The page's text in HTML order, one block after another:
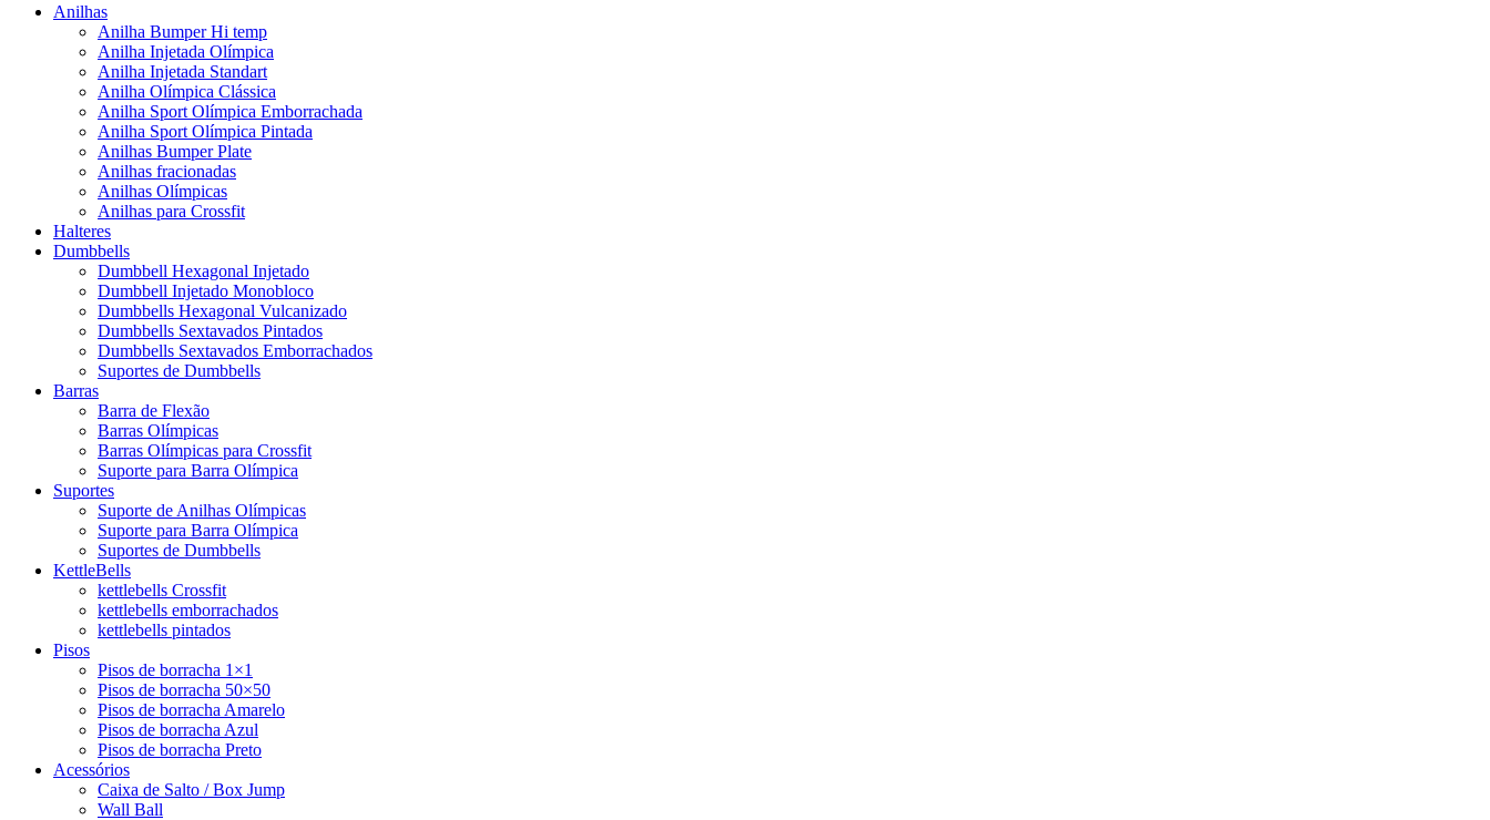
Anilhas
Anilha Bumper Hi temp
Anilha Injetada Olímpica
Anilha Injetada Standart
Anilha Olímpica Clássica
Anilha Sport Olímpica Emborrachada
Anilha Sport Olímpica Pintada
Anilhas Bumper Plate
Anilhas fracionadas
Anilhas Olímpicas
Anilhas para Crossfit
Halteres
Dumbbells
Dumbbell Hexagonal Injetado
Dumbbell Injetado Monobloco
Dumbbells Hexagonal Vulcanizado
Dumbbells Sextavados Pintados
Dumbbells Sextavados Emborrachados
Suportes de Dumbbells
Barras
Barra de Flexão
Barras Olímpicas
Barras Olímpicas para Crossfit
Suporte para Barra Olímpica
Suportes
Suporte de Anilhas Olímpicas
Suporte para Barra Olímpica
Suportes de Dumbbells
KettleBells
kettlebells Crossfit
kettlebells emborrachados
kettlebells pintados
Pisos
Pisos de borracha 1×1
Pisos de borracha 50×50
Pisos de borracha Amarelo
Pisos de borracha Azul
Pisos de borracha Preto
Acessórios
Caixa de Salto / Box Jump
Wall Ball